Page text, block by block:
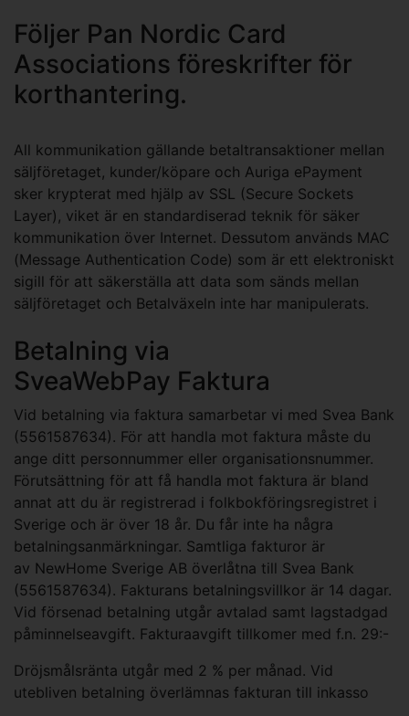
Följer Pan Nordic Card
Associations föreskrifter för
korthantering.
All kommunikation gällande betaltransaktioner mellan
säljföretaget, kunder/köpare och Auriga ePayment
sker krypterat med hjälp av SSL (Secure Sockets
Layer), viket är en standardiserad teknik för säker
kommunikation över Internet. Dessutom används MAC
(Message Authentication Code) som är ett elektroniskt
sigill för att säkerställa att data som sänds mellan
säljföretaget och Betalväxeln inte har manipulerats.
Betalning via
SveaWebPay Faktura
Vid betalning via faktura samarbetar vi med Svea Bank
(5561587634). För att handla mot faktura måste du
ange ditt personnummer eller organisationsnummer.
Förutsättning för att få handla mot faktura är bland
annat att du är registrerad i folkbokföringsregistret i
Sverige och är över 18 år. Du får inte ha några
betalningsanmärkningar. Samtliga fakturor är
av NewHome Sverige AB överlåtna till Svea Bank
(5561587634). Fakturans betalningsvillkor är 14 dagar.
Vid försenad betalning utgår avtalad samt lagstadgad
påminnelseavgift. Fakturaavgift tillkomer med f.n. 29:-
Dröjsmålsränta utgår med 2 % per månad. Vid
utebliven betalning överlämnas fakturan till inkasso